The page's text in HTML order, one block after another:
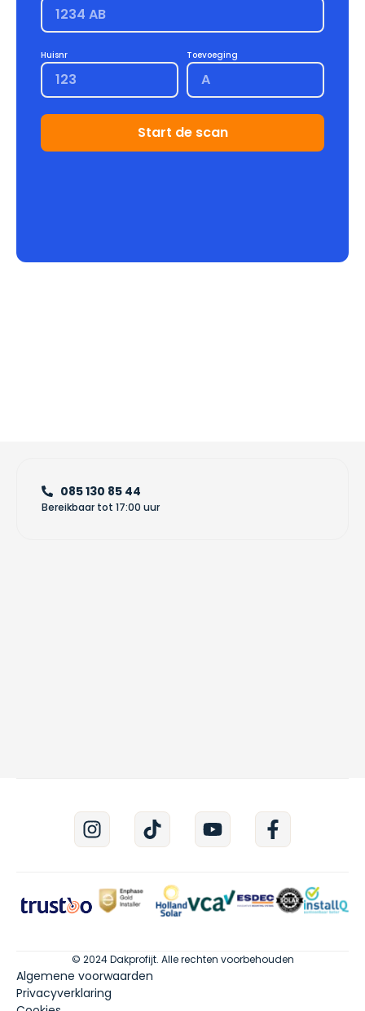
Huisnr Toevoeging
Start de scan
085 130 85 44
Bereikbaar tot 17:00 uur
© 2024 Dakprofijt. Alle rechten voorbehouden
Algemene voorwaarden
Privacyverklaring